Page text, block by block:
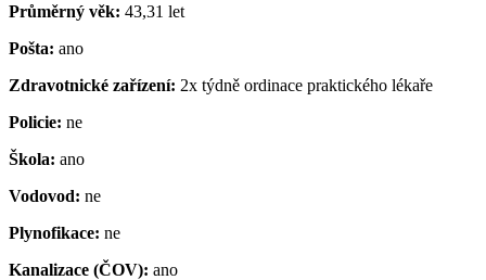
Průměrný věk: 43,31 let
Pošta: ano
Zdravotnické zařízení: 2x týdně ordinace praktického lékaře
Policie: ne
Škola: ano
Vodovod: ne
Plynofikace: ne
Kanalizace (ČOV): ano